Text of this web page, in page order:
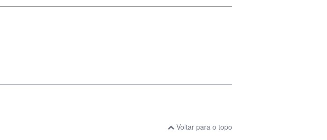
Voltar para o topo